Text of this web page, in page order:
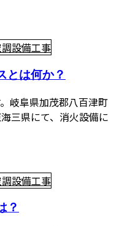
設備工事
とは何か？
岐阜県加茂郡八百津町
三県にて、消火設備に
設備工事
？